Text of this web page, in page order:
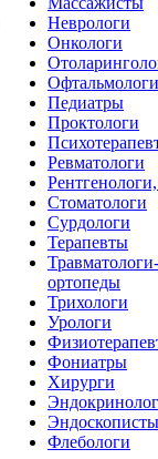
Неврологи
Онкологи
Офтальмологи
Педиатры
Проктологи
Ревматологи
Стоматологи
Сурдологи
Терапевты
Травматологи-
ортопеды
Трихологи
Урологи
Фониатры
Хирурги
Эндоскописты
Флебологи